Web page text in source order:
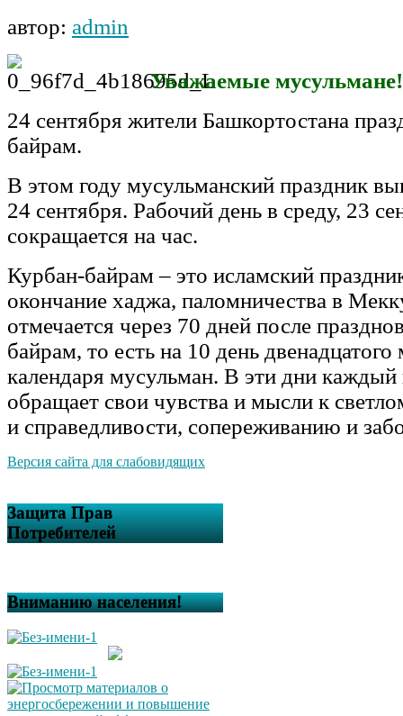
автор: admin
Уважаемые
24 сентября жители Башкортостана
байрам.
В этом году мусульманский праздник
24 сентября. Рабочий день в среду, 23
сокращается на час.
Курбан-байрам – это исламский
окончание хаджа, паломничества в
отмечается через 70 дней после
байрам, то есть на 10 день двенадцатого
календаря мусульман. В эти дни
обращает свои чувства и мысли к
и справедливости, сопереживанию и
Версия сайта для слабовидящих
Защита Прав
Потребителей
Вниманию населения!